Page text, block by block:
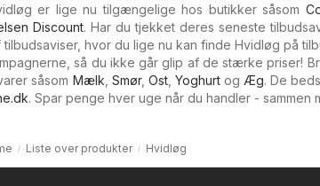
er lige nu tilgængelige hos butikker såsom
Discount. Har du tjekket deres seneste
hvor du lige nu kan finde Hvidløg på
så du ikke går glip af de stærke priser!
såsom Mælk Smør, Ost, Yoghurtog Æg. De
. Spar penge hver uge når du handler - sammen
Liste over produkter Hvidløg